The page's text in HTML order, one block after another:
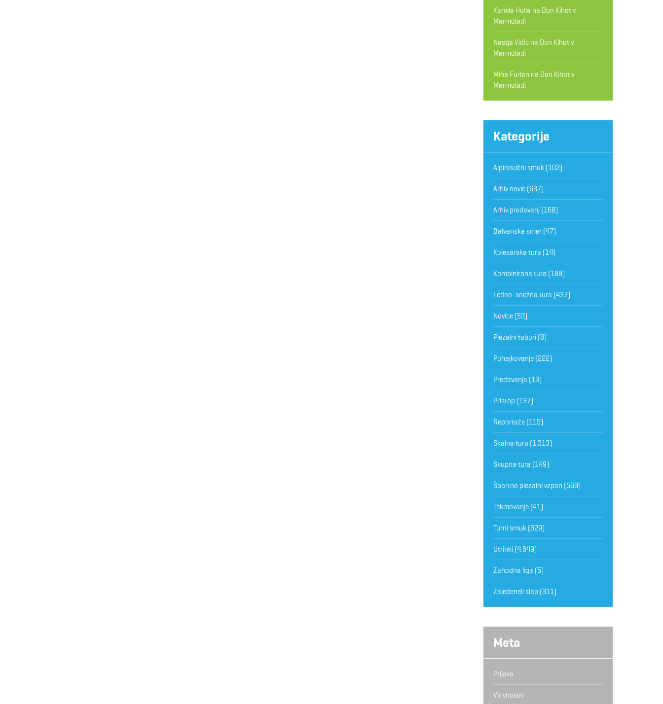
Kamila Hollá na Don Kihot v
Marmoladi
Nastja Vidicna Don Kihot v
Marmoladi
Miha Furlan na Don Kihot v
Marmoladi
Kategorije
Alpinistični smuk(102)
Arhiv novic(637)
Arhiv predavanj(168)
Balvanska smer(47)
Kolesarska tura (14)
Kombinirana tura (188)
Ledno-snežna tura (437)
Novice(53)
Plezalni tabori(8)
Pohajkovanje(222)
Predavanja (13)
Pristop (137)
Reportaže(115)
Skalna tura (1.313)
Skupna tura (149)
Športno plezalni vzpon (569)
Tekmovanje(41)
Turni smuk(629)
Utrinki(4.649)
Zahodna liga (5)
Zaledeneli slap (311)
Meta
Prijava
Vir vnosov